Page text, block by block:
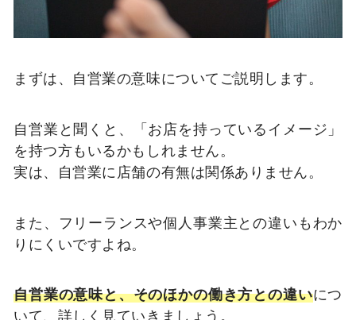
まずは、自営業の意味についてご説明します。
自営業と聞くと、「お店を持っているイメージ」
を持つ方もいるかもしれません。
実は、自営業に店舗の有無は関係ありません。
また、フリーランスや個人事業主との違いもわか
りにくいですよね。
自営業の意味と、そのほかの働き方との違いにつ
いて、詳しく見ていきましょう。